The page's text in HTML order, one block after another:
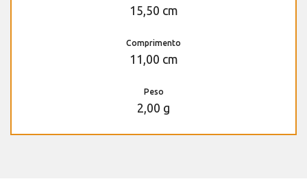
15,50 cm
Comprimento
11,00 cm
Peso
2,00 g